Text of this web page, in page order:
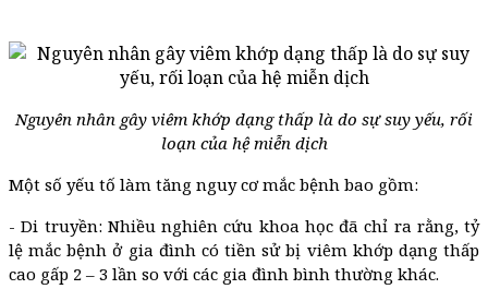
Nguyên nhân gây viêm khớp dạng thấp là do sự suy yếu, rối
loạn của hệ miễn dịch
Một số yếu tố làm tăng nguy cơ mắc bệnh bao gồm:
- Di truyền: Nhiều nghiên cứu khoa học đã chỉ ra rằng, tỷ
lệ mắc bệnh ở gia đình có tiền sử bị viêm khớp dạng thấp
cao gấp 2 – 3 lần so với các gia đình bình thường khác.